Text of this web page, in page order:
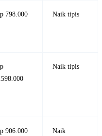
798.000 Naik tipis
Naik tipis
906.000 Naik